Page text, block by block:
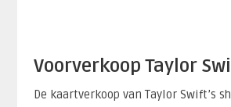
Voorverkoop Taylor
De kaartverkoop van Taylor Swift’s